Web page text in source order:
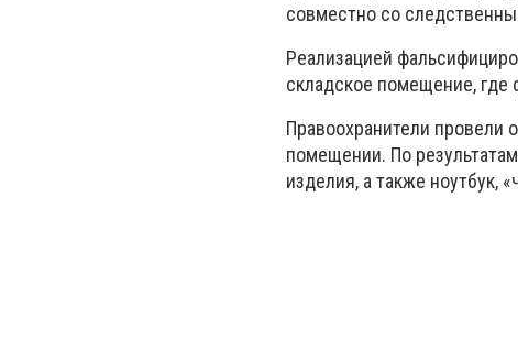
совместно со
Реализацией
складское помещение, где
Правоохранители провели
помещении. По
изделия, а также ноутбук,